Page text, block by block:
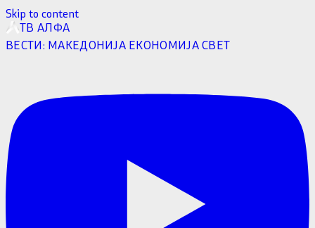
Skip to content
ТВ АЛФА
ВЕСТИ: МАКЕДОНИЈА ЕКОНОМИЈАСВЕТ